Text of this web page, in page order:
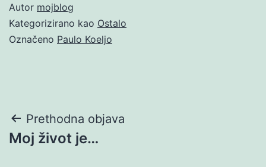
Autor mojblog
Kategorizirano kao Ostalo
Označeno Paulo Koeljo
Navigacija
objava
Prethodna objava
Moj život je…